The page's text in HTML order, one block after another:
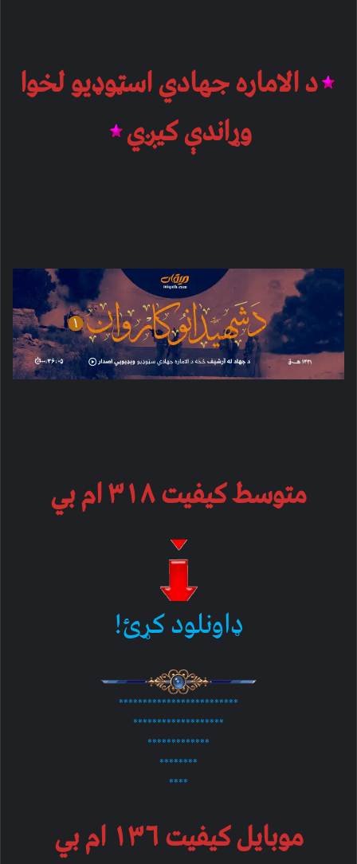
د الاماره جهادي اسټوډیو لخوا
وړاندې کیږي
متوسط کیفیت ۳۱۸ ام بي
ډاونلود کړئ!
*************************
*******************
*************
********
****
موبایل کیفیت ۱۳۶ ام بي